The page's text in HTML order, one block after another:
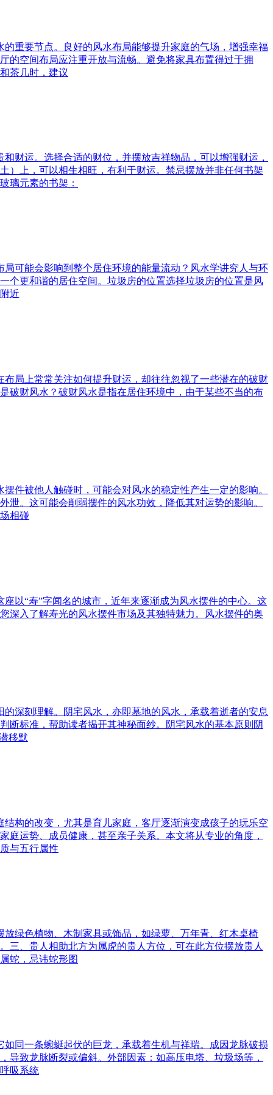
重要节点。良好的风水布局能够提升家庭的气场，增强幸福
的空间布局应注重开放与流畅。避免将家具布置得过于拥
茶几时，建议
财运。选择合适的财位，并摆放吉祥物品，可以增强财运，
）上，可以相生相旺，有利于财运。禁忌摆放并非任何书架
璃元素的书架：
可能会影响到整个居住环境的能量流动？风水学讲究人与环
个更和谐的居住空间。垃圾房的位置选择垃圾房的位置是风
近
局上常常关注如何提升财运，却往往忽视了一些潜在的破财
破财风水？破财风水是指在居住环境中，由于某些不当的布
件被他人触碰时，可能会对风水的稳定性产生一定的影响。
。这可能会削弱摆件的风水功效，降低其对运势的影响。
相碰
以“寿”字闻名的城市，近年来逐渐成为风水摆件的中心。这
深入了解寿光的风水摆件市场及其独特魅力。风水摆件的奥
深刻理解。阴宅风水，亦即墓地的风水，承载着逝者的安息
断标准，帮助读者揭开其神秘面纱。阴宅风水的基本原则阴
移默
构的改变，尤其是育儿家庭，客厅逐渐演变成孩子的玩乐空
运势、成员健康，甚至亲子关系。本文将从专业的角度，
与五行属性
绿色植物、木制家具或饰品，如绿萝、万年青、红木桌椅
三、贵人相助北方为属虎的贵人方位，可在此方位摆放贵人
蛇，忌讳蛇形图
同一条蜿蜒起伏的巨龙，承载着生机与祥瑞。成因龙脉破损
致龙脉断裂或偏斜。外部因素：如高压电塔、垃圾场等，
吸系统